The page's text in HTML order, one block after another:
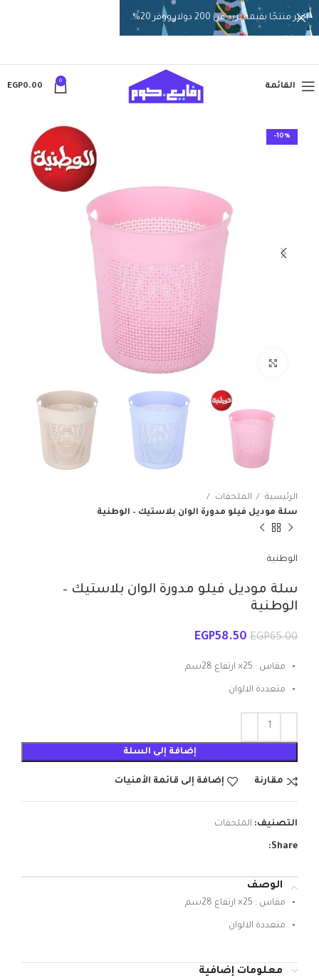
القائمة
0
EGP0.00
-10%
الرئيسية
الملحقات
سلة موديل فيلو مدورة الوان بلاستيك – الوطنية
الوطنية
سلة موديل فيلو مدورة الوان بلاستيك –
الوطنية
EGP65.00
EGP58.50
مقاس : 25× ارتفاع 28سم
متعددة الالوان
إضافة إلى السلة
مقارنة إضافة إلى قائمة الأمنيات
التصنيف: الملحقات
Share:
الوصف
مقاس : 25× ارتفاع 28سم
متعددة الالوان
معلومات إضافية
اختر منتجًا بقيمة تزيد عن 200 دولار ووفر 20%.